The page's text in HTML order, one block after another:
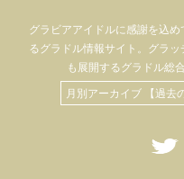
グラビアアイドルに感謝を込め
るグラドル情報サイト。 グラッ
も 展開するグラドル総
月別アーカイブ 【過